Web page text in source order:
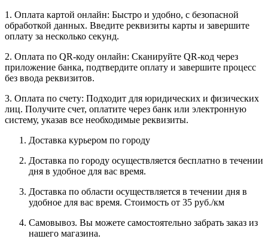
1. Оплата картой онлайн: Быстро и удобно, с безопасной
обработкой данных. Введите реквизиты карты и завершите
оплату за несколько секунд.
2. Оплата по QR-коду онлайн: Сканируйте QR-код через
приложение банка, подтвердите оплату и завершите процесс
без ввода реквизитов.
3. Оплата по счету: Подходит для юридических и физических
лиц. Получите счет, оплатите через банк или электронную
систему, указав все необходимые реквизиты.
Доставка курьером по городу
Доставка по городу осуществляется бесплатно в течении
дня в удобное для вас время.
Доставка по области осуществляется в течении дня в
удобное для вас время. Стоимость от 35 руб./км
Самовывоз. Вы можете самостоятельно забрать заказ из
нашего магазина.